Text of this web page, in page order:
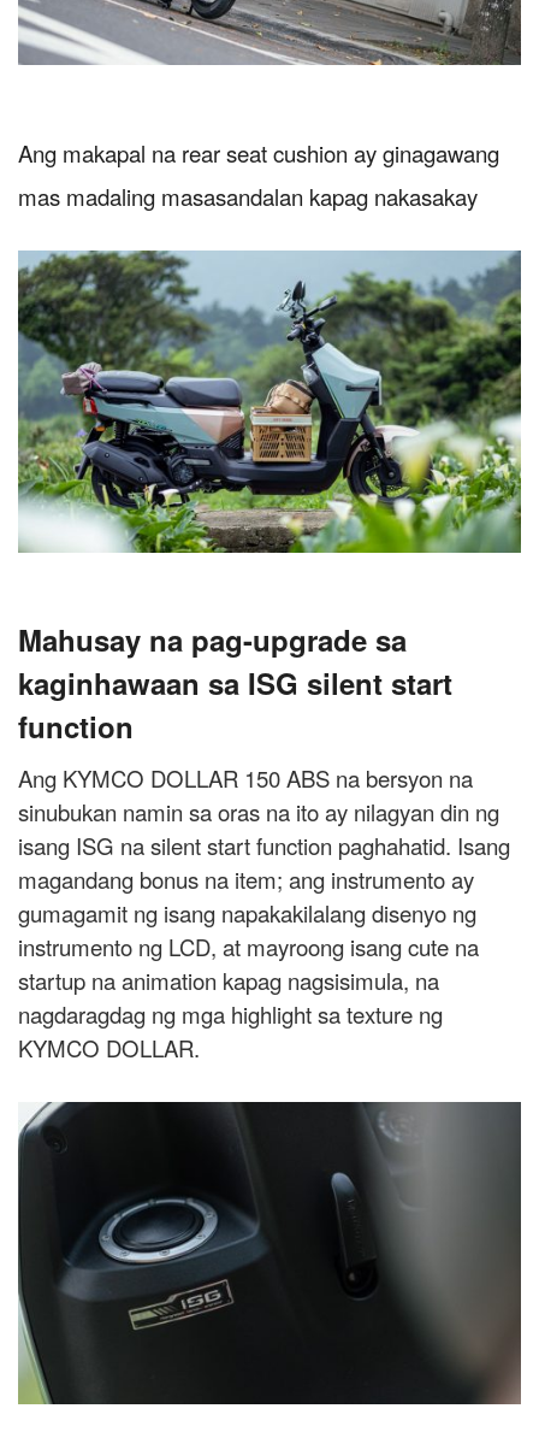
Ang makapal na rear seat cushion ay ginagawang
mas madaling masasandalan kapag nakasakay
Mahusay na pag-upgrade sa
kaginhawaan sa ISG silent start
function
Ang KYMCO DOLLAR 150 ABS na bersyon na
sinubukan namin sa oras na ito ay nilagyan din ng
isang ISG na silent start function paghahatid. Isang
magandang bonus na item; ang instrumento ay
gumagamit ng isang napakakilalang disenyo ng
instrumento ng LCD, at mayroong isang cute na
startup na animation kapag nagsisimula, na
nagdaragdag ng mga highlight sa texture ng
KYMCO DOLLAR.